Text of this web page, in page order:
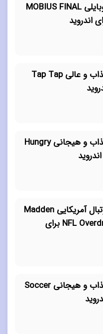
دانلود بازی موبایلی MOBIUS FINAL
دانلود بازی جذاب و عالی Tap Tap
دانلود بازی جذاب و هیجانی Hungry
دانلود بازی فوتبال آمریکایی Madden
NFL Overdrive Football برای
دانلود بازی جذاب و هیجانی Soccer